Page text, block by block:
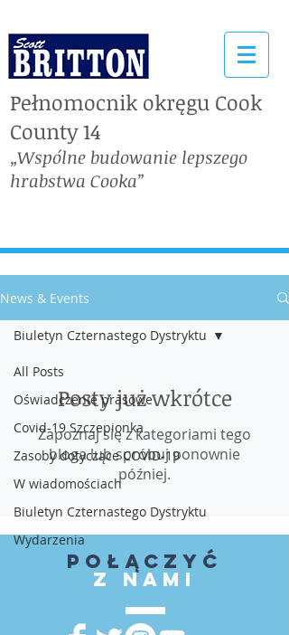
Pełnomocnik okręgu Cook
County 14
„Wspólne budowanie lepszego
hrabstwa Cooka”
News & Events
All Posts
Oświadczenie prasowe
Covid-19 Szczepionka
Zasoby dotyczące COVID-19
W wiadomościach
Biuletyn Czternastego Dystryktu
Wydarzenia
Biuletyn Czternastego Dystryktu
Posty już wkrótce
Zapoznaj się z kategoriami tego
bloga lub spróbuj ponownie
później.
Połączyć
z nami